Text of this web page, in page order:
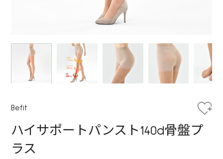
Befit
ハイサポートパンスト140d骨盤プ
ラス